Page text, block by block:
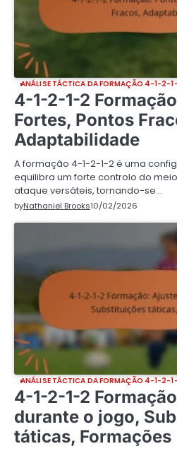
ANÁLISE TÁCTICA DA FORMAÇÃO 4-1-2-
4-1-2-1-2
Fortes, Pontos
Adaptabilidade
A formação 4-1-2-1-2 é uma
equilibra um forte controlo do
ataque versáteis, tornando-se…
byNathaniel Brooks10/02/2026
ANÁLISE TÁCTICA DA FORMAÇÃO 4-1-2-
4-1-2-1-2
durante o jogo,
táticas, Formações